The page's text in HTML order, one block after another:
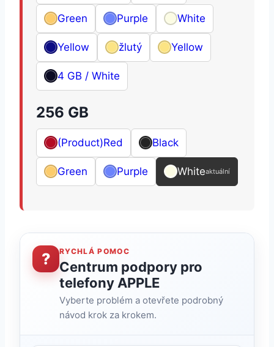
Green Purple White
Yellow žlutý Yellow
4 GB / White
256 GB
(Product)Red Black
Green Purple Whiteaktuální
? RYCHLÁ POMOC
Centrum podpory pro
telefony APPLE
Vyberte problém a otevřete podrobný
návod krok za krokem.